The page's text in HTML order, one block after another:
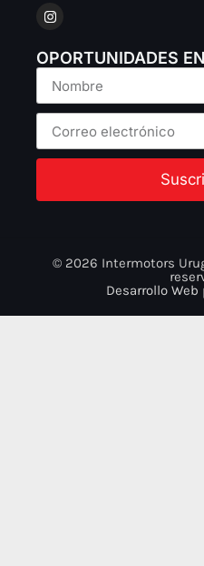
OPORTUNIDADES
© 2026 Intermotors
Desarrollo Web